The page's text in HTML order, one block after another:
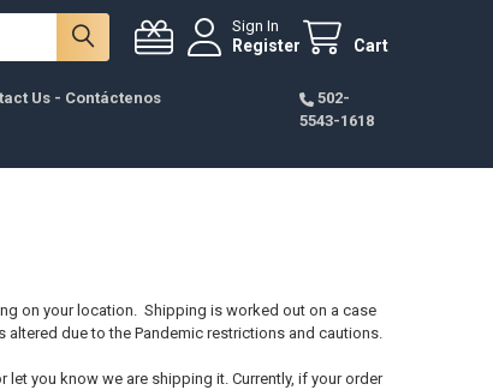
Sign In
Register Cart
Us - Contáctenos
502-
5543-1618
on your location. Shipping is worked out on a case
due to the Pandemic restrictions and cautions.
you know we are shipping it. Currently, if your order